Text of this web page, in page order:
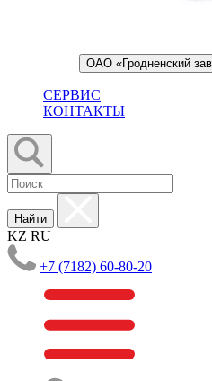
ОАО «Гродненский
СЕРВИС
КОНТАКТЫ
Найти
KZ RU
+7 (7182) 60-80-20